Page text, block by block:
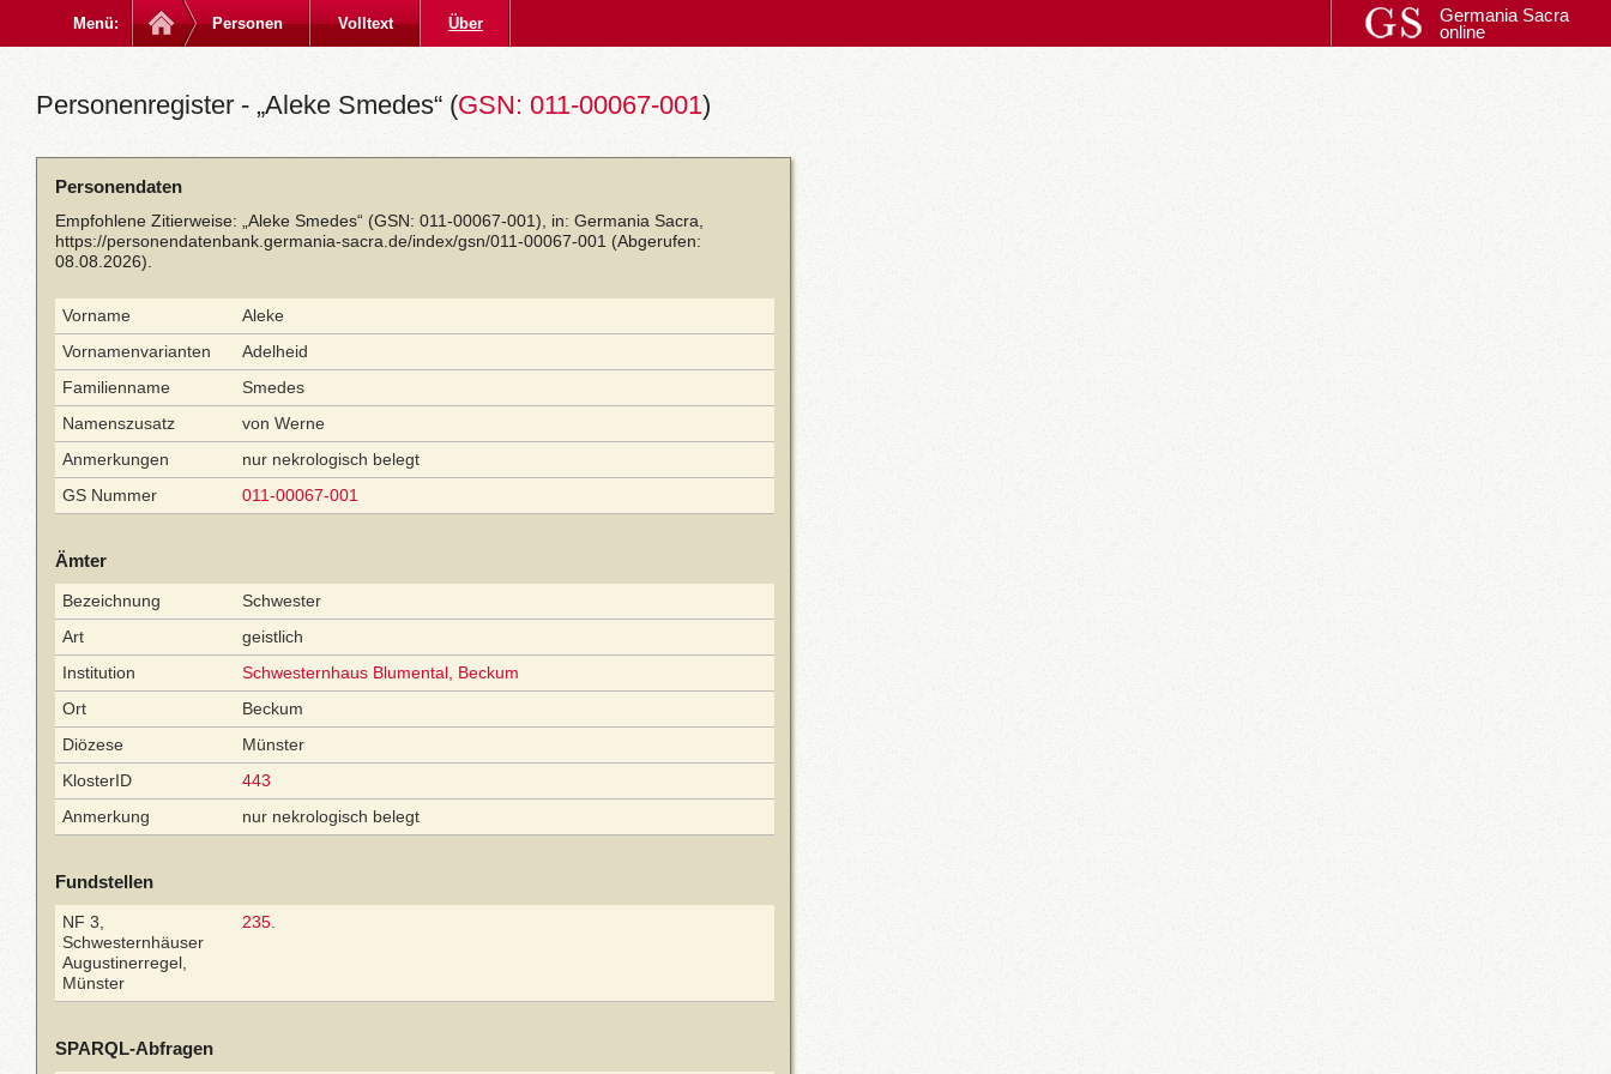
Menü: Personen Volltext Über
Germania Sacra
online
Personenregister - „Aleke Smedes“ (GSN: 011-00067-001)
Personendaten
Empfohlene Zitierweise: „Aleke Smedes“ (GSN: 011-00067-001), in: Germania Sacra,
https://personendatenbank.germania-sacra.de/index/gsn/011-00067-001 (Abgerufen:
08.08.2026).
Vorname
Aleke
Vornamenvarianten
Adelheid
Familienname
Smedes
Namenszusatz
von Werne
Anmerkungen
nur nekrologisch belegt
GS Nummer
011-00067-001
Ämter
Bezeichnung
Schwester
Art
geistlich
Institution
Schwesternhaus Blumental, Beckum
Ort
Beckum
Diözese
Münster
KlosterID
443
Anmerkung
nur nekrologisch belegt
Fundstellen
NF 3,
Schwesternhäuser
Augustinerregel,
Münster
235
SPARQL-Abfragen